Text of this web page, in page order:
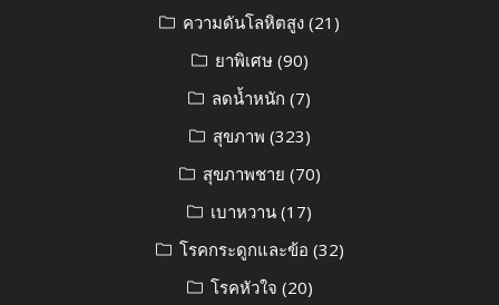
ความดันโลหิตสูง (21)
ยาพิเศษ(90)
ลดน้ำหนัก (7)
สุขภาพ (323)
สุขภาพชาย (70)
เบาหวาน (17)
โรคกระดูกและข้อ (32)
โรคหัวใจ (20)